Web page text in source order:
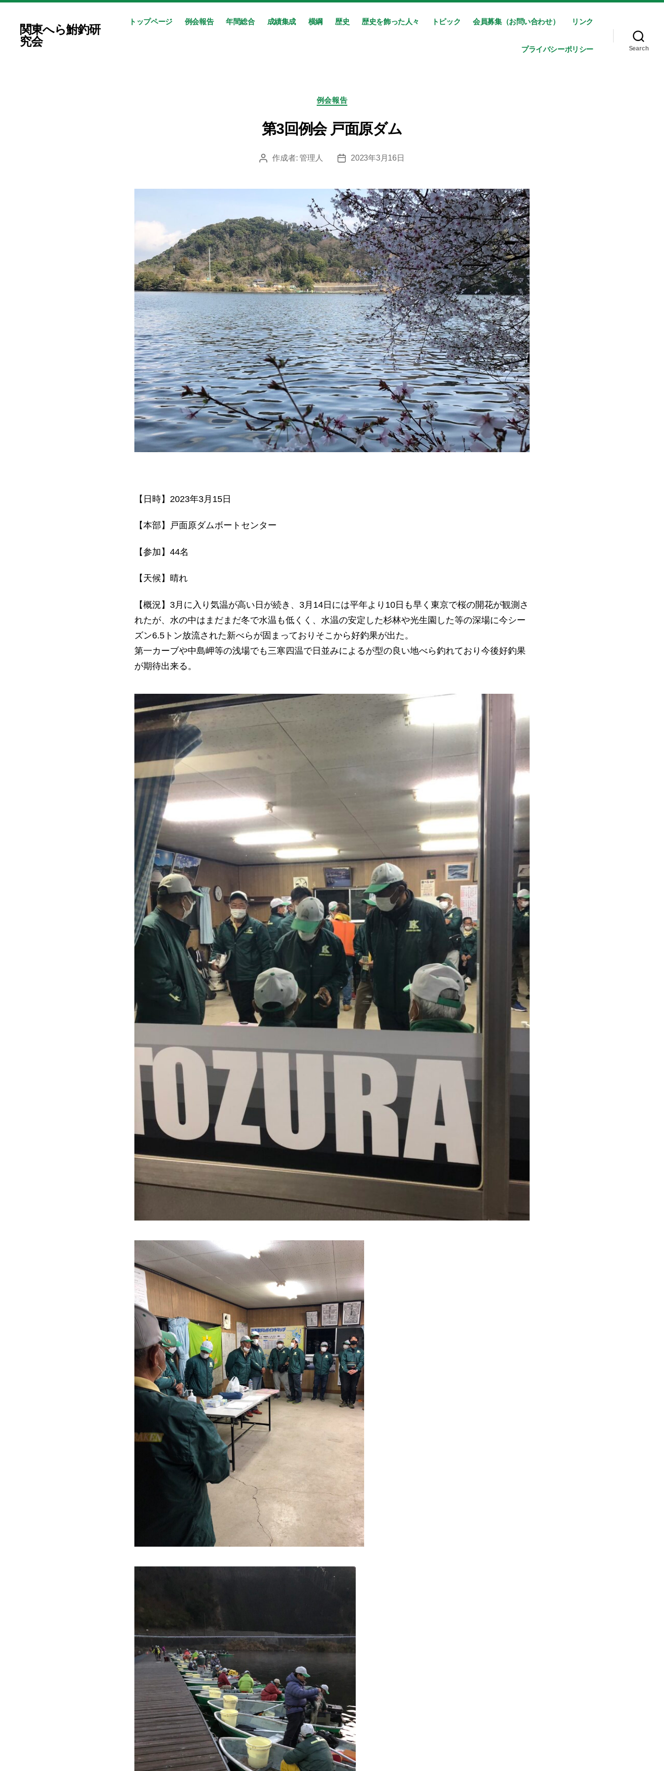
関東へら鮒釣研
究会
トップページ 例会報告 年間総合 成績集成 横綱 歴史 歴史を飾った人々 トピック 会員募集（お問い合わせ） リンク
プライバシーポリシー Search
カ
テ
リ
ー
例会報告
第3回例会 戸面原ダム
投
作成者:管理人
投
2023年3月16日
【日時】2023年3月15日
【本部】戸面原ダムボートセンター
【参加】44名
【天候】晴れ
【概況】3月に入り気温が高い日が続き、3月14日には平年より10日も早く東京で桜の開花が観測さ
れたが、水の中はまだまだ冬で水温も低くく、水温の安定した杉林や光生園した等の深場に今シー
ズン6.5トン放流された新べらが固まっておりそこから好釣果が出た。
第一カーブや中島岬等の浅場でも三寒四温で日並みによるが型の良い地べら釣れており今後好釣果
が期待出来る。